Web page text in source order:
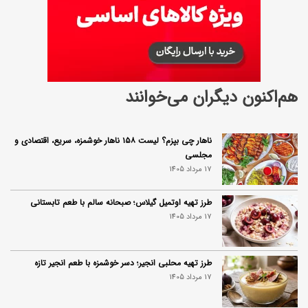
هم‌اکنون دیگران می‌خوانند
ناهار چی بپزم؟ لیست ۱۵۸ ناهار خوشمزه، سریع، اقتصادی و
مجلسی
17 مرداد 1405
طرز تهیه اوتمیل گیلاس؛ صبحانه سالم با طعم تابستانی
17 مرداد 1405
طرز تهیه محلبی انجیر؛ دسر خوشمزه با طعم انجیر تازه
17 مرداد 1405